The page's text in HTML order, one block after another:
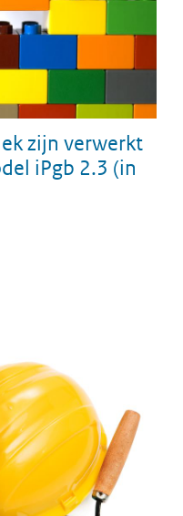
zijn verwerkt
iPgb 2.3 (in